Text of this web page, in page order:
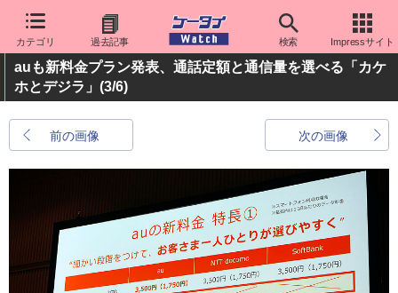
カテゴリ 過去記事 検索 Impressサイト
auも新料金プラン発表、通話定額と通信量を選べる「カケ
ホとデジラ」 (3/6)
前の画像 次の画像